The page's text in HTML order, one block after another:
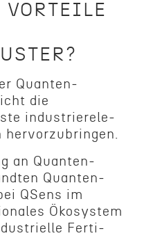
VORTEILE
Quanten­
die
indus­tri­erel­e­
hervorzubringen.
an Quanten­
Quanten­
QSens im
Ökosys­tem
Ferti­